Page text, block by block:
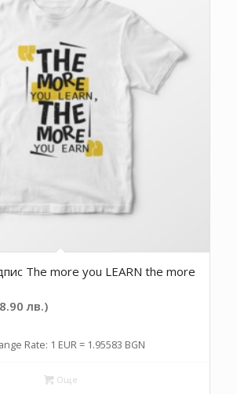
The more you LEARN the more
лв.)
Rate: 1 EUR = 1.95583 BGN
Още